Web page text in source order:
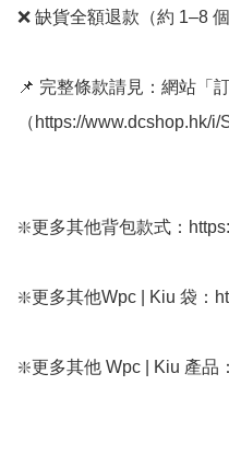
❌ 缺貨全額退款（約 1–8
📌 完整條款請見：網站「
（https://www.dcshop.hk/i/
❇️更多其他背包款式：
❇️更多其他Wpc | Kiu 袋：
❇️更多其他 Wpc | Kiu 產品